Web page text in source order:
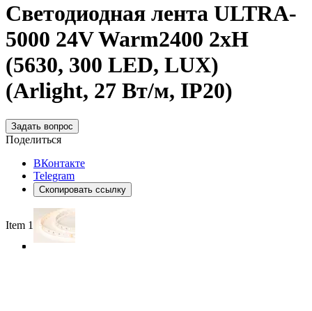
Светодиодная лента ULTRA-
5000 24V Warm2400 2xH
(5630, 300 LED, LUX)
(Arlight, 27 Вт/м, IP20)
Задать вопрос
Поделиться
ВКонтакте
Telegram
Скопировать ссылку
Item 1 of 4